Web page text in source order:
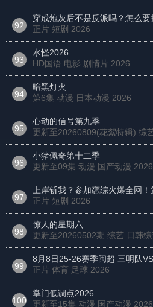
92
穿成炮灰后不是反派吗？怎么要
正片 短剧 2026
93
水怪2026
HD国语 电影 剧情片 2026
94
暗黑灯火
第6集 动漫 日本动漫 2026
95
心动的信号第九季
更新至20260809(花絮特辑) 综
96
小猪佩奇第十二季
更新至09集 动漫 国产动漫 2026
97
上岸斩我？参加恋综火爆全网
正片 短剧 2026
98
惊人的星期六
更新至20260502期 综艺 日韩
99
8月8日25-26赛季闽超 三明队
正片 体育 足球 2026
100
掌门低调点2026
更新至15集 动漫 国产动漫 2026